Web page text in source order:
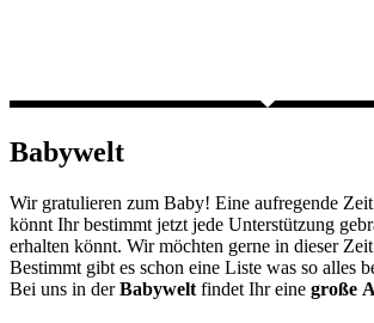
Babywelt
Wir gratulieren zum Baby! Eine aufregende
könnt Ihr bestimmt jetzt jede Unterstützung
erhalten könnt. Wir möchten gerne in dieser
Bestimmt gibt es schon eine Liste was so alles
Bei uns in derBabywelt findet Ihr eine große